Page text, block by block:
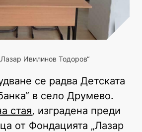
Ивилинов Тодоров“
се радва Детската
в село Друмево.
стая, изградена преди
от Фондацията „Лазар